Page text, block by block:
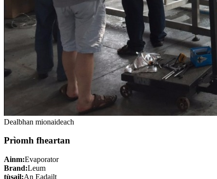
Dealbhan mionaideach
Prìomh fheartan
Ainm:Evaporator
Brand:Leum
tùsail:An Eadailt